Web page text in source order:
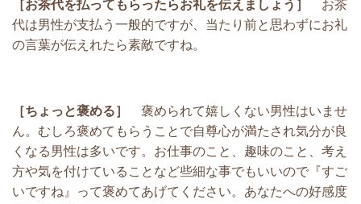
［お茶代を払ってもらったらお礼を伝えましょう］
お茶
代は男性が支払う一般的ですが、当たり前と思わずにお礼
の言葉が伝えれたら素敵ですね。
［ちょっと褒める］
褒められて嬉しくない男性はいませ
ん。むしろ褒めてもらうことで自尊心が満たされ気分が良
くなる男性は多いです。お仕事のこと、趣味のこと、考え
方や気を付けていることなど些細な事でもいいので『すご
いですね』って褒めてあげてください。あなたへの好感度